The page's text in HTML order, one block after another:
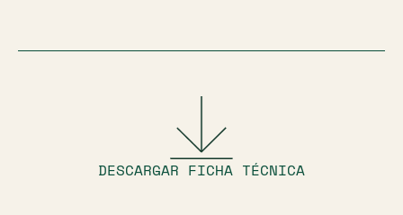
DESCARGAR FICHA TÉCNICA